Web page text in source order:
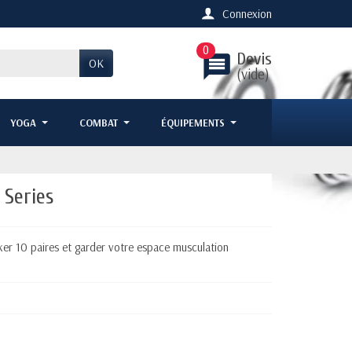
Connexion
OK message Devis
(vide)
0
YOGA COMBAT ÉQUIPEMENTS
10 paires et garder votre espace musculation